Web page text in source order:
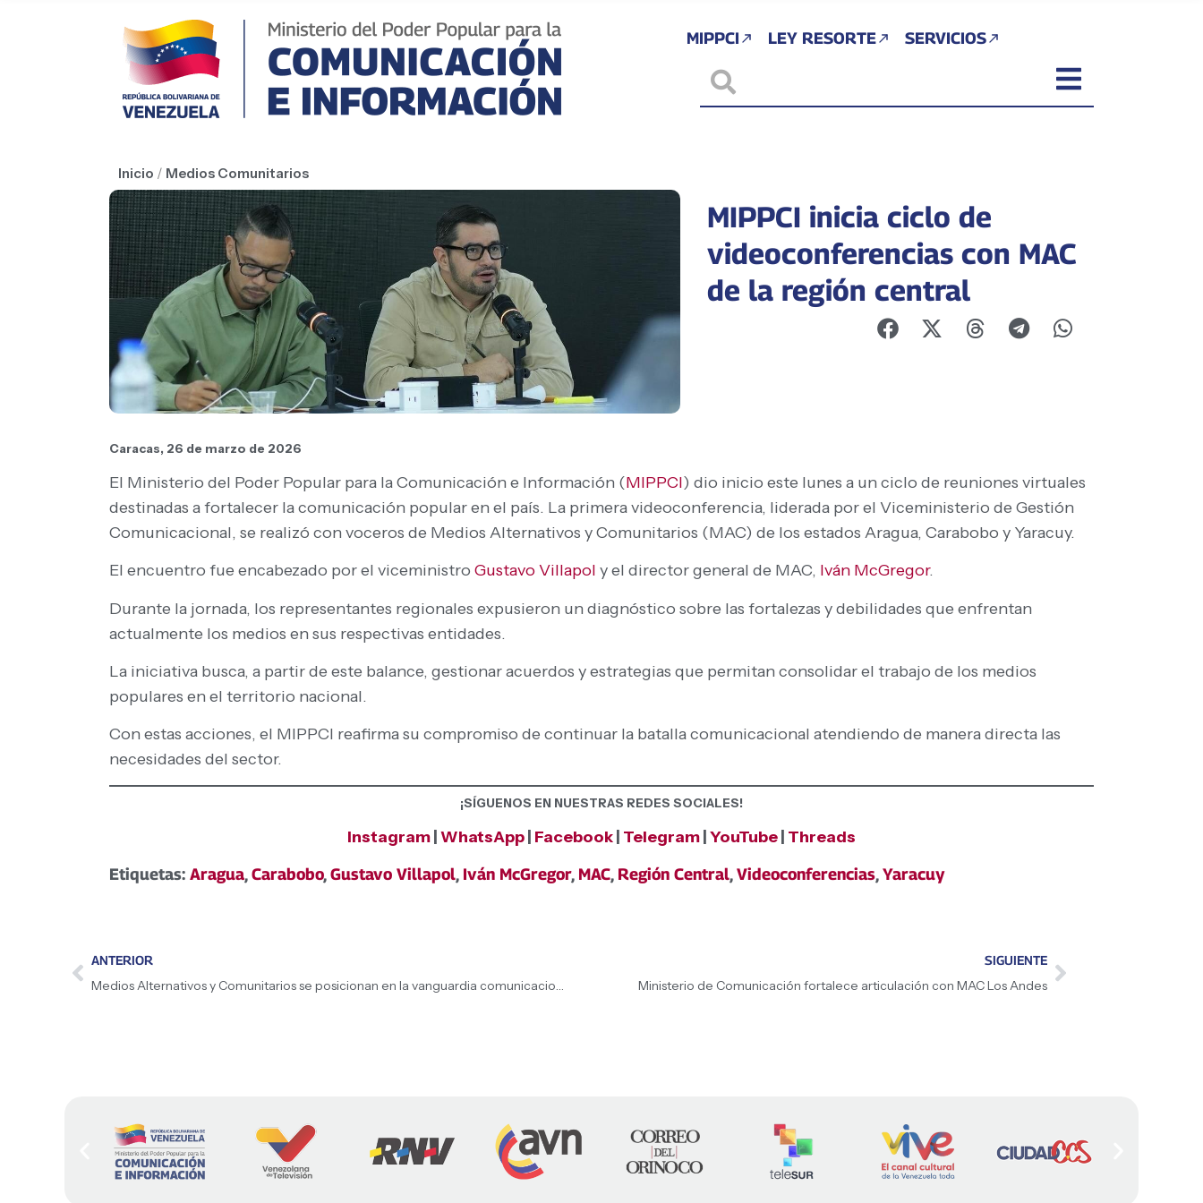
MIPPCI LEY RESORTE SERVICIOS
Inicio / Medios Comunitarios
MIPPCI inicia ciclo de
videoconferencias con MAC
de la región central
Caracas, 26 de marzo de 2026
El Ministerio del Poder Popular para la Comunicación e Información (MIPPCI) dio inicio este lunes a un ciclo de reuniones virtuales
destinadas a fortalecer la comunicación popular en el país. La primera videoconferencia, liderada por el Viceministerio de Gestión
Comunicacional, se realizó con voceros de Medios Alternativos y Comunitarios (MAC) de los estados Aragua, Carabobo y Yaracuy.
El encuentro fue encabezado por el viceministro Gustavo Villapol y el director general de MAC, Iván McGregor.
Durante la jornada, los representantes regionales expusieron un diagnóstico sobre las fortalezas y debilidades que enfrentan
actualmente los medios en sus respectivas entidades.
La iniciativa busca, a partir de este balance, gestionar acuerdos y estrategias que permitan consolidar el trabajo de los medios
populares en el territorio nacional.
Con estas acciones, el MIPPCI reafirma su compromiso de continuar la batalla comunicacional atendiendo de manera directa las
necesidades del sector.
¡SÍGUENOS EN NUESTRAS REDES SOCIALES!
Instagram WhatsApp Facebook Telegram YouTube Threads
Etiquetas: Aragua,Carabobo,Gustavo Villapol, Iván McGregor, MAC, Región Central,Videoconferencias,Yaracuy
ANTERIOR SIGUIENTE
Ministerio de Comunicación fortalece articulación con MAC Los Andes